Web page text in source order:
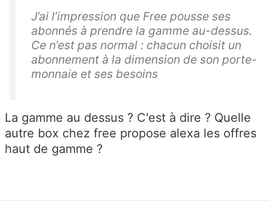
J’ai l’impression que Free pousse ses
abonnés à prendre la gamme au-dessus.
Ce n’est pas normal : chacun choisit un
abonnement à la dimension de son porte-
monnaie et ses besoins
La gamme au dessus ? C'est à dire ? Quelle
autre box chez free propose alexa les offres
haut de gamme ?